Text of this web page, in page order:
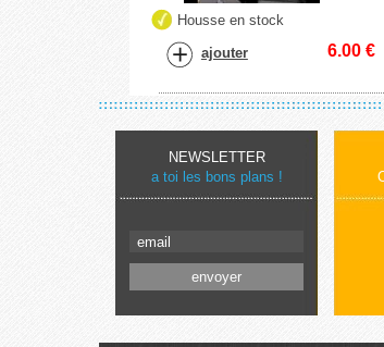
Housse en stock
ajouter 6.00 €
NEWSLETTER
a toi les bons plans !